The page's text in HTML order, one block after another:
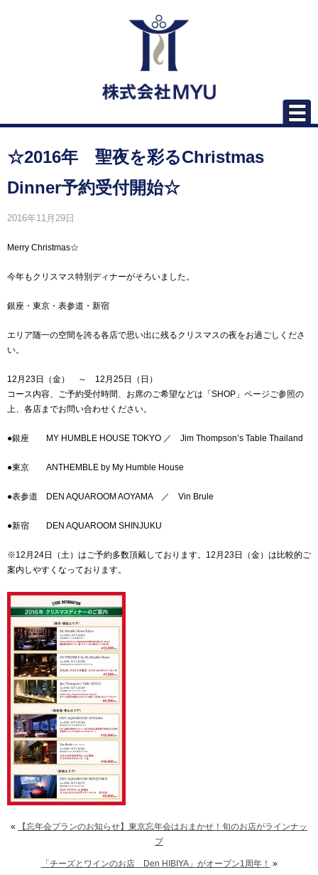
☆2016年 聖夜を彩るChristmas
Dinner予約受付開始☆
2016年11月29日
Merry Christmas☆
今年もクリスマス特別ディナーがそろいました。
銀座・東京・表参道・新宿
エリア随一の空間を誇る各店で思い出に残るクリスマスの夜をお過ごしくださ
い。
12月23日（金） ～ 12月25日（日）
コース内容、ご予約受付時間、お席のご希望などは「SHOP」ページご参照の
上、各店までお問い合わせください。
●銀座 MY HUMBLE HOUSE TOKYO ／ Jim Thompson’s Table Thailand
●東京 ANTHEMBLE by My Humble House
●表参道 DEN AQUAROOM AOYAMA ／ Vin Brule
●新宿 DEN AQUAROOM SHINJUKU
※12月24日（土）はご予約多数頂戴しております。12月23日（金）は比較的ご
案内しやすくなっております。
«
【忘年会プランのお知らせ】東京忘年会はおまかせ！旬のお店がラインナッ
プ
「チーズとワインのお店 Den HIBIYA」がオープン1周年！ »